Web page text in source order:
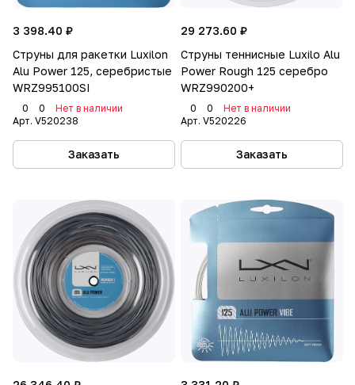
струн для ракеточных видов спорта, он также
стал одним из ведущих мировых производителей
нитей для медицинских швов, хирургической
сетки, аэрокосмической отрасли, бумажного
войлока и многих других специальных
медицинских и промышленных применений
3 398.40 ₽
Струны для ракетки Luxilon
Alu Power 125, серебристые
WRZ995100SI
0 0
Нет в наличии
Арт. V520238
Заказать
29 273.60 ₽
Струны теннисные Luxilo Alu
Power Rough 125 серебро
WRZ990200+
0 0
Нет в наличии
Арт. V520226
Заказать